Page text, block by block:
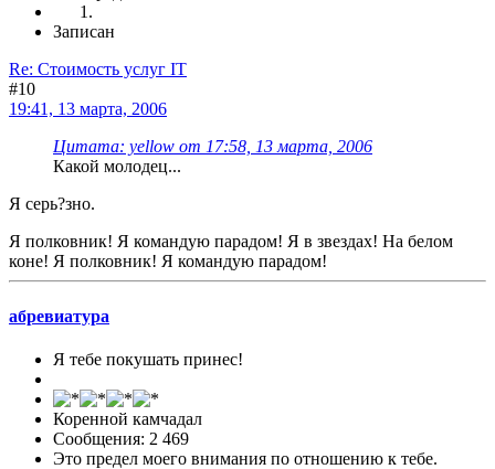
Записан
Re: Стоимость услуг IT
#10
19:41, 13 марта, 2006
Цитата: yellow от 17:58, 13 марта, 2006
Какой молодец...
Я серь?зно.
Я полковник! Я командую парадом! Я в звездах! На белом
коне! Я полковник! Я командую парадом!
абревиатура
Я тебе покушать принес!
Коренной камчадал
Сообщения: 2 469
Это предел моего внимания по отношению к тебе.